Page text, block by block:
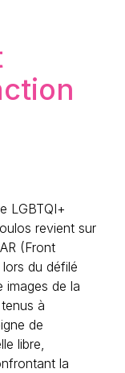
LGBTQI+
revient sur
(Front
du défilé
images de la
à
de
libre,
la